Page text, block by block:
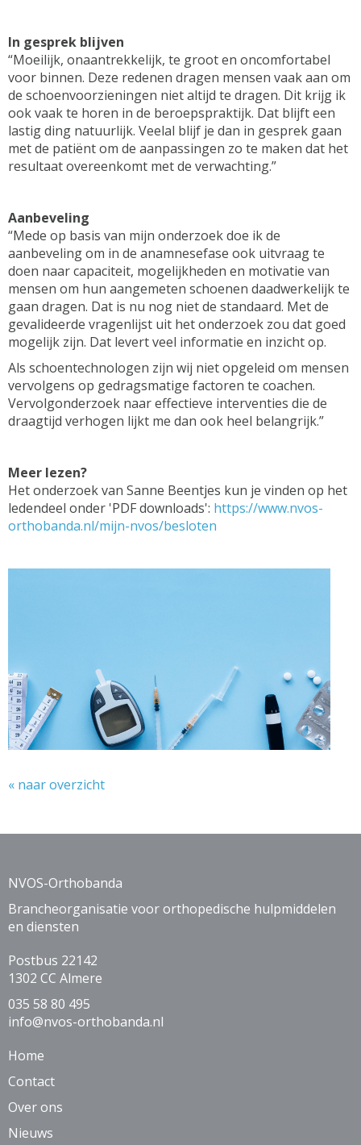
In gesprek blijven
“Moeilijk, onaantrekkelijk, te groot en oncomfortabel
voor binnen. Deze redenen dragen mensen vaak aan om
de schoenvoorzieningen niet altijd te dragen. Dit krijg ik
ook vaak te horen in de beroepspraktijk. Dat blijft een
lastig ding natuurlijk. Veelal blijf je dan in gesprek gaan
met de patiënt om de aanpassingen zo te maken dat het
resultaat overeenkomt met de verwachting.”
Aanbeveling
“Mede op basis van mijn onderzoek doe ik de
aanbeveling om in de anamnesefase ook uitvraag te
doen naar capaciteit, mogelijkheden en motivatie van
mensen om hun aangemeten schoenen daadwerkelijk te
gaan dragen. Dat is nu nog niet de standaard. Met de
gevalideerde vragenlijst uit het onderzoek zou dat goed
mogelijk zijn. Dat levert veel informatie en inzicht op.
Als schoentechnologen zijn wij niet opgeleid om mensen
vervolgens op gedragsmatige factoren te coachen.
Vervolgonderzoek naar effectieve interventies die de
draagtijd verhogen lijkt me dan ook heel belangrijk.”
Meer lezen?
Het onderzoek van Sanne Beentjes kun je vinden op het
ledendeel onder 'PDF downloads': https://www.nvos-
orthobanda.nl/mijn-nvos/besloten
« naar overzicht
NVOS-Orthobanda
Brancheorganisatie voor orthopedische hulpmiddelen
en diensten
Postbus 22142
1302 CC Almere
035 58 80 495
ofni@nvos-orthobanda.nl
Home
Contact
Over ons
Nieuws